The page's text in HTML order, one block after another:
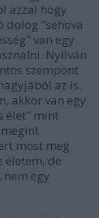
azzal hogy
dolog "sehova
van egy
Nyilván
szempont
az is.
akkor van egy
élet" mint
most meg
életem, de
egy